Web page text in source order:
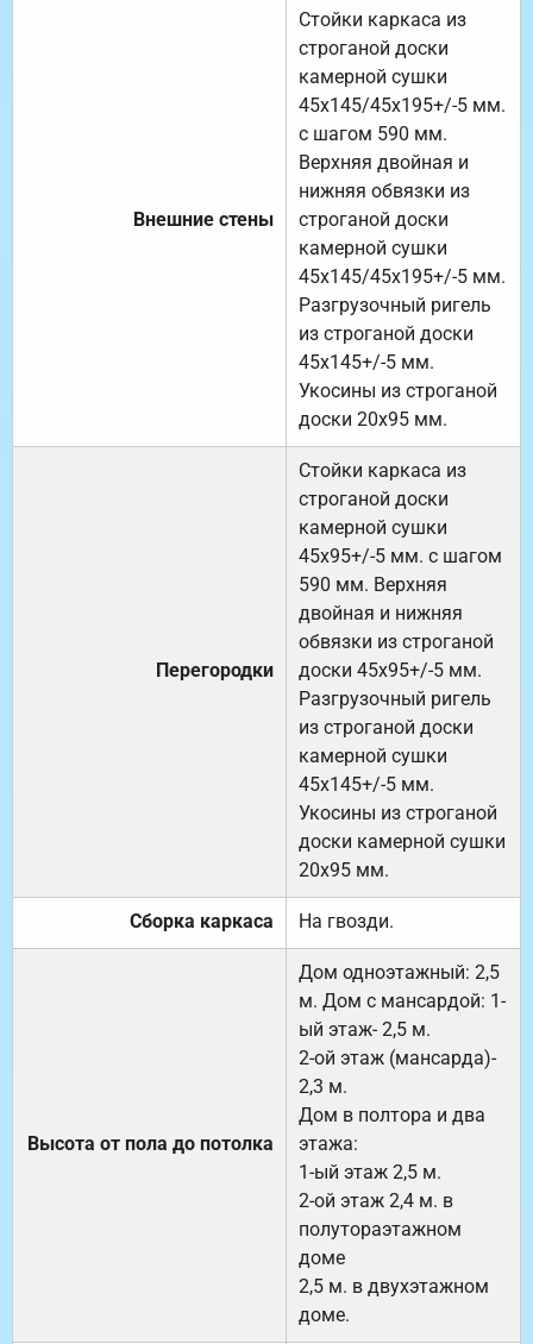
Внешние стены
Стойки каркаса из
строганой доски
камерной сушки
45х145/45х195+/-5 мм.
с шагом 590 мм.
Верхняя двойная и
нижняя обвязки из
строганой доски
камерной сушки
45х145/45х195+/-5 мм.
Разгрузочный ригель
из строганой доски
45х145+/-5 мм.
Укосины из строганой
доски 20х95 мм.
Перегородки
Стойки каркаса из
строганой доски
камерной сушки
45х95+/-5 мм. с шагом
590 мм. Верхняя
двойная и нижняя
обвязки из строганой
доски 45х95+/-5 мм.
Разгрузочный ригель
из строганой доски
камерной сушки
45х145+/-5 мм.
Укосины из строганой
доски камерной сушки
20х95 мм.
Сборка каркаса На гвозди.
Высота от пола до потолка
Дом одноэтажный: 2,5
м. Дом с мансардой: 1-
ый этаж- 2,5 м.
2-ой этаж (мансарда)-
2,3 м.
Дом в полтора и два
этажа:
1-ый этаж 2,5 м.
2-ой этаж 2,4 м. в
полутораэтажном
доме
2,5 м. в двухэтажном
доме.